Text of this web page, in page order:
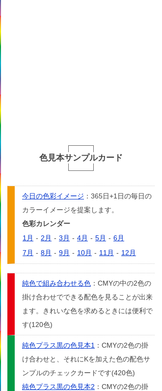
色見本サンプルカード
今日の色彩イメージ ：365日+1日の毎日の
カラーイメージを提案します。
色彩カレンダー
1月 - 2月 - 3月 - 4月 - 5月 - 6月
7月 - 8月 - 9月 - 10月 - 11月 - 12月
純色で組み合わせる色 ：CMYの中の2色の
掛け合わせでできる配色を見ることが出来
ます。きれいな色を求めるときには便利で
す(120色)
純色プラス黒の色見本1 ：CMYの2色の掛
け合わせと、それにKを加えた色の配色サ
ンプルのチェックカードです(420色)
純色プラス黒の色見本2 ：CMYの2色の掛